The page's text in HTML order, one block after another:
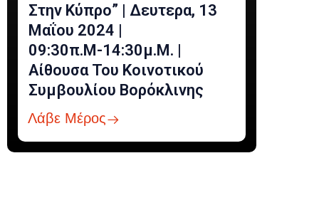
Στην Κύπρο” | Δευτερα, 13
Μαΐου 2024 |
09:30π.μ-14:30μ.μ. |
Αίθουσα Του Κοινοτικού
Συμβουλίου Βορόκλινης
Λάβε Μέρος